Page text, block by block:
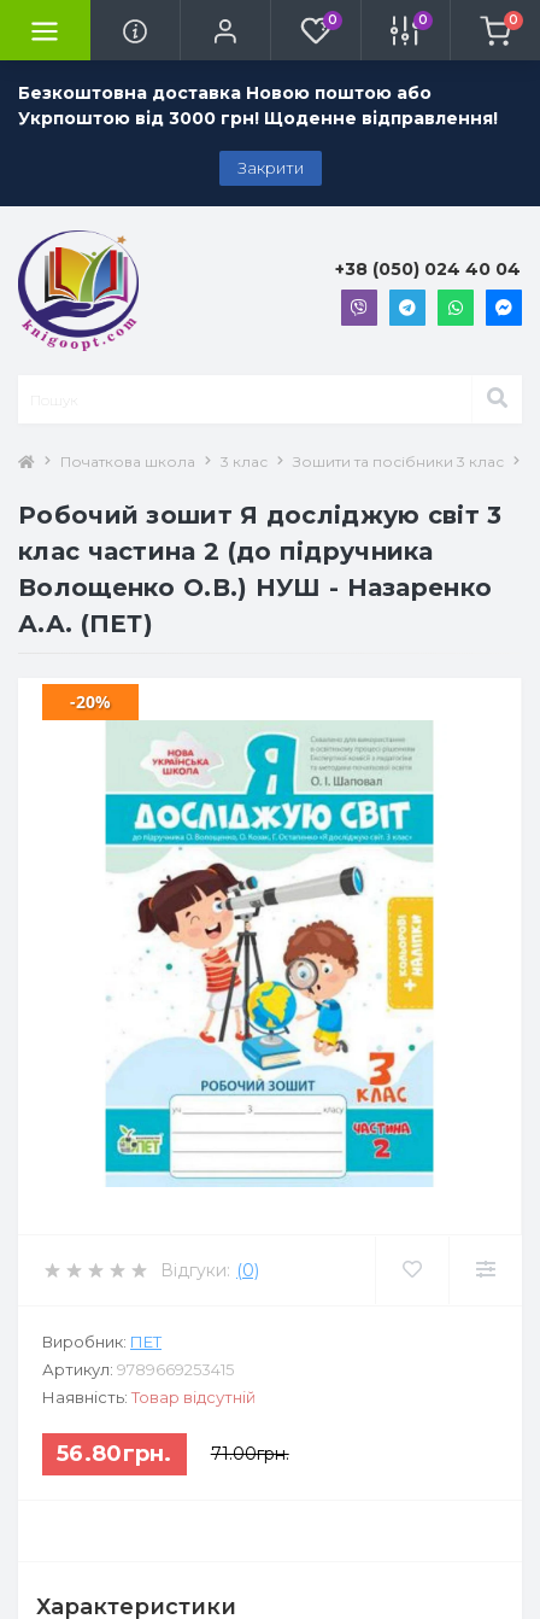
Безкоштовна доставка Новою поштою або
Укрпоштою від 3000 грн! Щоденне відправлення!
Закрити
0 0 0
+38 (050) 024 40 04
Початкова школа 3 клас Зошити та посібники 3 клас
Робочий зошит Я досліджую світ 3
клас частина 2 (до підручника
Волощенко О.В.) НУШ - Назаренко
А.А. (ПЕТ)
-20%
Відгуки: (0)
Виробник: ПЕТ
Артикул: 9789669253415
Наявність: Товар відсутній
56.80грн. 71.00грн.
Характеристики